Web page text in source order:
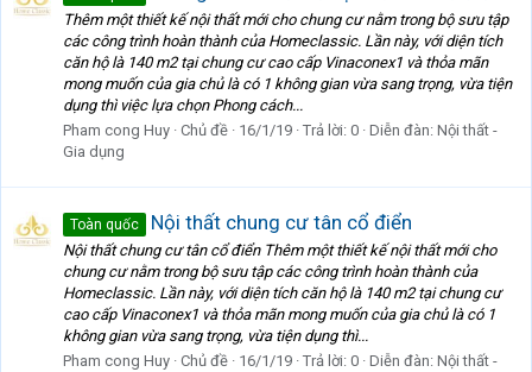
Thêm một thiết kế nội thất mới cho chung cư nằm trong bộ sưu tập
các công trình hoàn thành của Homeclassic. Lần này, với diện tích
căn hộ là 140 m2 tại chung cư cao cấp Vinaconex1 và thỏa mãn
mong muốn của gia chủ là có 1 không gian vừa sang trọng, vừa tiện
dụng thì việc lựa chọn Phong cách...
Pham cong Huy Chủ đề 16/1/19 Trả lời: 0 Diễn đàn: Nội thất -
Gia dụng
Toàn quốc Nội thất chung cư tân cổ điển
Nội thất chung cư tân cổ điển Thêm một thiết kế nội thất mới cho
chung cư nằm trong bộ sưu tập các công trình hoàn thành của
Homeclassic. Lần này, với diện tích căn hộ là 140 m2 tại chung cư
cao cấp Vinaconex1 và thỏa mãn mong muốn của gia chủ là có 1
không gian vừa sang trọng, vừa tiện dụng thì...
Pham cong Huy Chủ đề 16/1/19 Trả lời: 0 Diễn đàn: Nội thất -